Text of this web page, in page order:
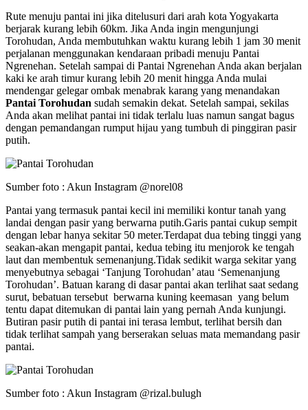
Rute menuju pantai ini jika ditelusuri dari arah kota Yogyakarta
berjarak kurang lebih 60km. Jika Anda ingin mengunjungi
Torohudan, Anda membutuhkan waktu kurang lebih 1 jam 30 menit
perjalanan menggunakan kendaraan pribadi menuju Pantai
Ngrenehan. Setelah sampai di Pantai Ngrenehan Anda akan berjalan
kaki ke arah timur kurang lebih 20 menit hingga Anda mulai
mendengar gelegar ombak menabrak karang yang menandakan
Pantai Torohudan sudah semakin dekat. Setelah sampai, sekilas
Anda akan melihat pantai ini tidak terlalu luas namun sangat bagus
dengan pemandangan rumput hijau yang tumbuh di pinggiran pasir
putih.
Sumber foto : Akun Instagram @norel08
Pantai yang termasuk pantai kecil ini memiliki kontur tanah yang
landai dengan pasir yang berwarna putih.Garis pantai cukup sempit
dengan lebar hanya sekitar 50 meter.Terdapat dua tebing tinggi yang
seakan-akan mengapit pantai, kedua tebing itu menjorok ke tengah
laut dan membentuk semenanjung.Tidak sedikit warga sekitar yang
menyebutnya sebagai ‘Tanjung Torohudan’ atau ‘Semenanjung
Torohudan’. Batuan karang di dasar pantai akan terlihat saat sedang
surut, bebatuan tersebut berwarna kuning keemasan yang belum
tentu dapat ditemukan di pantai lain yang pernah Anda kunjungi.
Butiran pasir putih di pantai ini terasa lembut, terlihat bersih dan
tidak terlihat sampah yang berserakan seluas mata memandang pasir
pantai.
Sumber foto : Akun Instagram @rizal.bulugh